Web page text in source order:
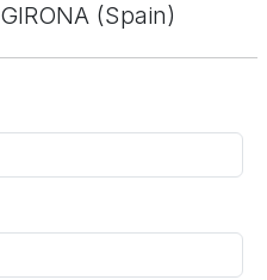
GIRONA (Spain)